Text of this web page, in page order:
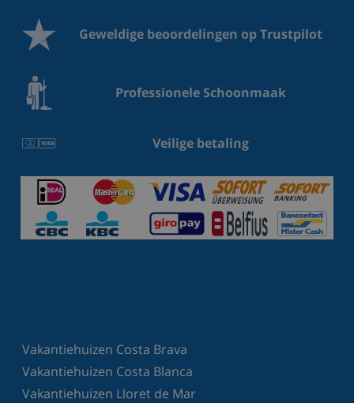
Geweldige beoordelingen op Trustpilot
Professionele Schoonmaak
Veilige betaling
Vakantiehuizen Costa Brava
Vakantiehuizen Costa Blanca
Vakantiehuizen Lloret de Mar